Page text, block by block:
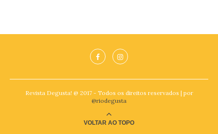
Revista Degusta! @ 2017 - Todos os direitos reservados | por
@riodegusta
VOLTAR AO TOPO